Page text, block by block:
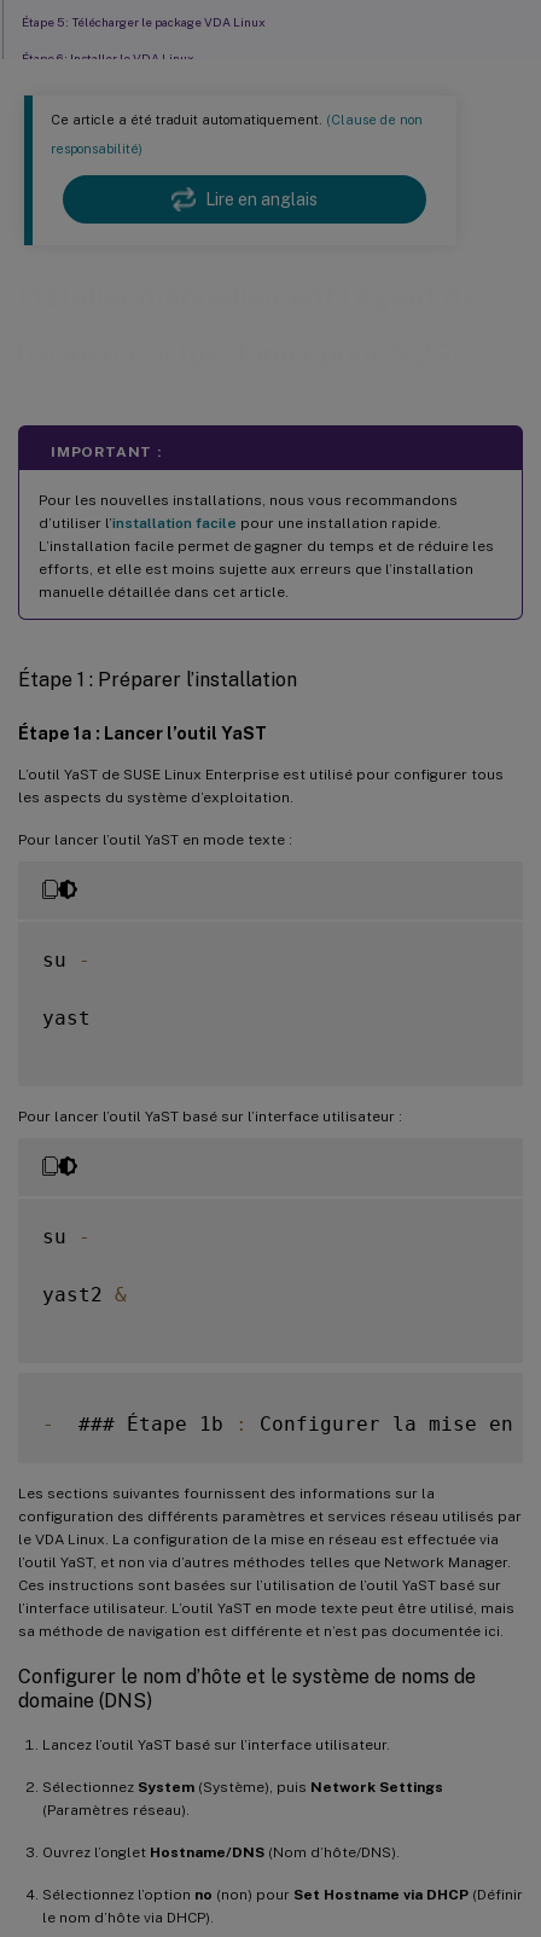
Ce article a été traduit automatiquement. (Clause de non
responsabilité)
Lire en anglais
IMPORTANT :
Pour les nouvelles installations, nous vous recommandons
d’utiliser l’installation facile pour une installation rapide.
L’installation facile permet de gagner du temps et de réduire les
efforts, et elle est moins sujette aux erreurs que l’installation
manuelle détaillée dans cet article.
Étape 1 : Préparer l’installation
Étape 1a : Lancer l’outil YaST
L’outil YaST de SUSE Linux Enterprise est utilisé pour configurer tous
les aspects du système d’exploitation.
Pour lancer l’outil YaST en mode texte :
su -
yast
Pour lancer l’outil YaST basé sur l’interface utilisateur :
su -
yast2 &
-
  ### Étape 1b
:
Les sections suivantes fournissent des informations sur la
configuration des différents paramètres et services réseau utilisés par
le VDA Linux. La configuration de la mise en réseau est effectuée via
l’outil YaST, et non via d’autres méthodes telles que Network Manager.
Ces instructions sont basées sur l’utilisation de l’outil YaST basé sur
l’interface utilisateur. L’outil YaST en mode texte peut être utilisé, mais
sa méthode de navigation est différente et n’est pas documentée ici.
Configurer le nom d’hôte et le système de noms de
domaine (DNS)
Lancez l’outil YaST basé sur l’interface utilisateur.
Sélectionnez System (Système), puis Network Settings
(Paramètres réseau).
Ouvrez l’onglet Hostname/DNS (Nom d’hôte/DNS).
Sélectionnez l’option no (non) pour Set Hostname via DHCP (Définir
le nom d’hôte via DHCP).
Étape 5 : Télécharger le package VDA Linux
Étape 6 : Installer le VDA Linux
Étape 7 : Installer les pilotes NVIDIA GRID
Étape 10 : Exécuter le Linux VDA